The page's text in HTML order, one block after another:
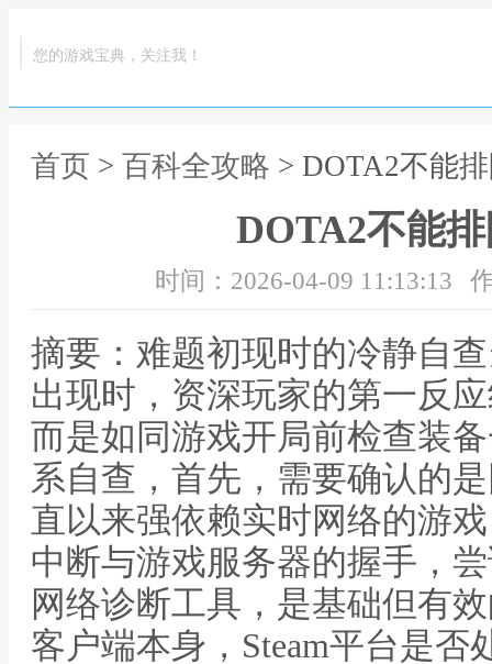
您的游戏宝典，关注我！
首页 > 百科全攻略 > DOTA2不能
DOTA2不能
时间：2026-04-09 11:13:13
摘要：难题初现时的冷静自
出现时，资深玩家的第一反
而是如同游戏开局前检查装
系自查，首先，需要确认的
直以来强依赖实时网络的游
中断与游戏服务器的握手，
网络诊断工具，是基础但有
客户端本身，Steam平台是否